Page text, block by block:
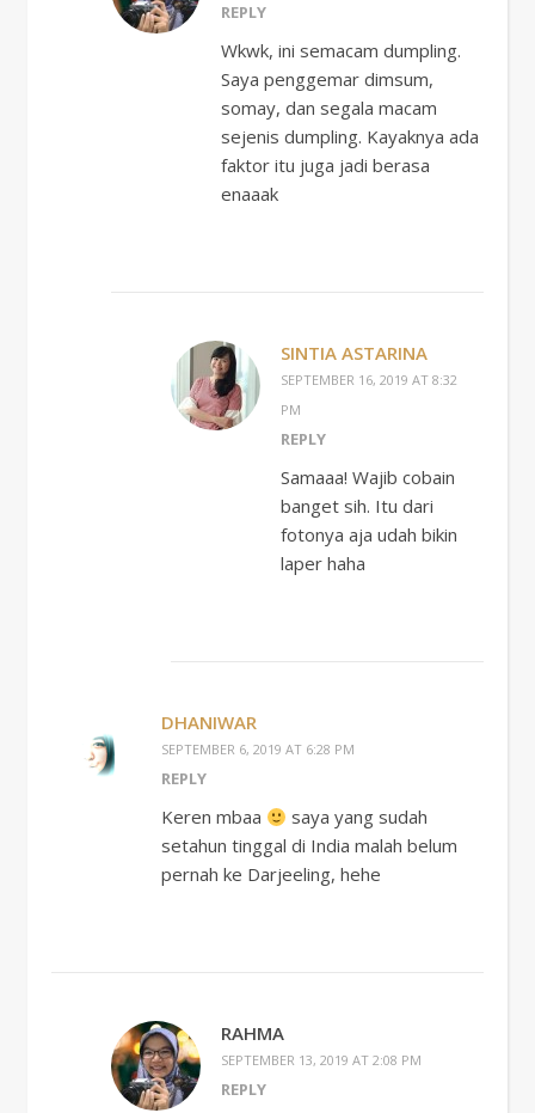
REPLY
Wkwk, ini semacam dumpling.
Saya penggemar dimsum,
somay, dan segala macam
sejenis dumpling. Kayaknya ada
faktor itu juga jadi berasa
enaaak
SINTIA ASTARINA
SEPTEMBER 16, 2019 AT 8:32
PM
REPLY
Samaaa! Wajib cobain
banget sih. Itu dari
fotonya aja udah bikin
laper haha
DHANIWAR
SEPTEMBER 6, 2019 AT 6:28 PM
REPLY
Keren mbaa
saya yang sudah
setahun tinggal di India malah belum
pernah ke Darjeeling, hehe
RAHMA
SEPTEMBER 13, 2019 AT 2:08 PM
REPLY